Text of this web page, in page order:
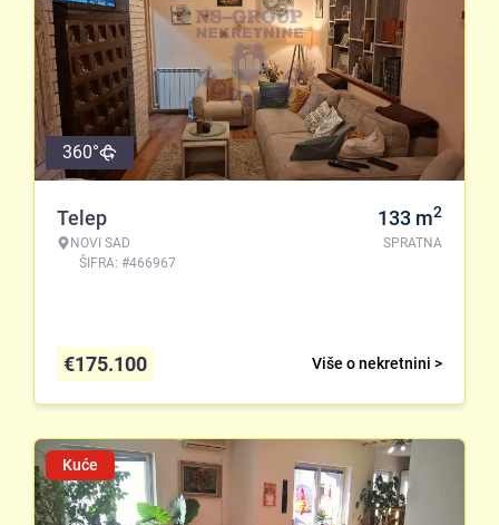
360°
Telep
NOVI SAD
ŠIFRA: #466967
133 m2
SPRATNA
Više o nekretnini >
€175.100
Kuće